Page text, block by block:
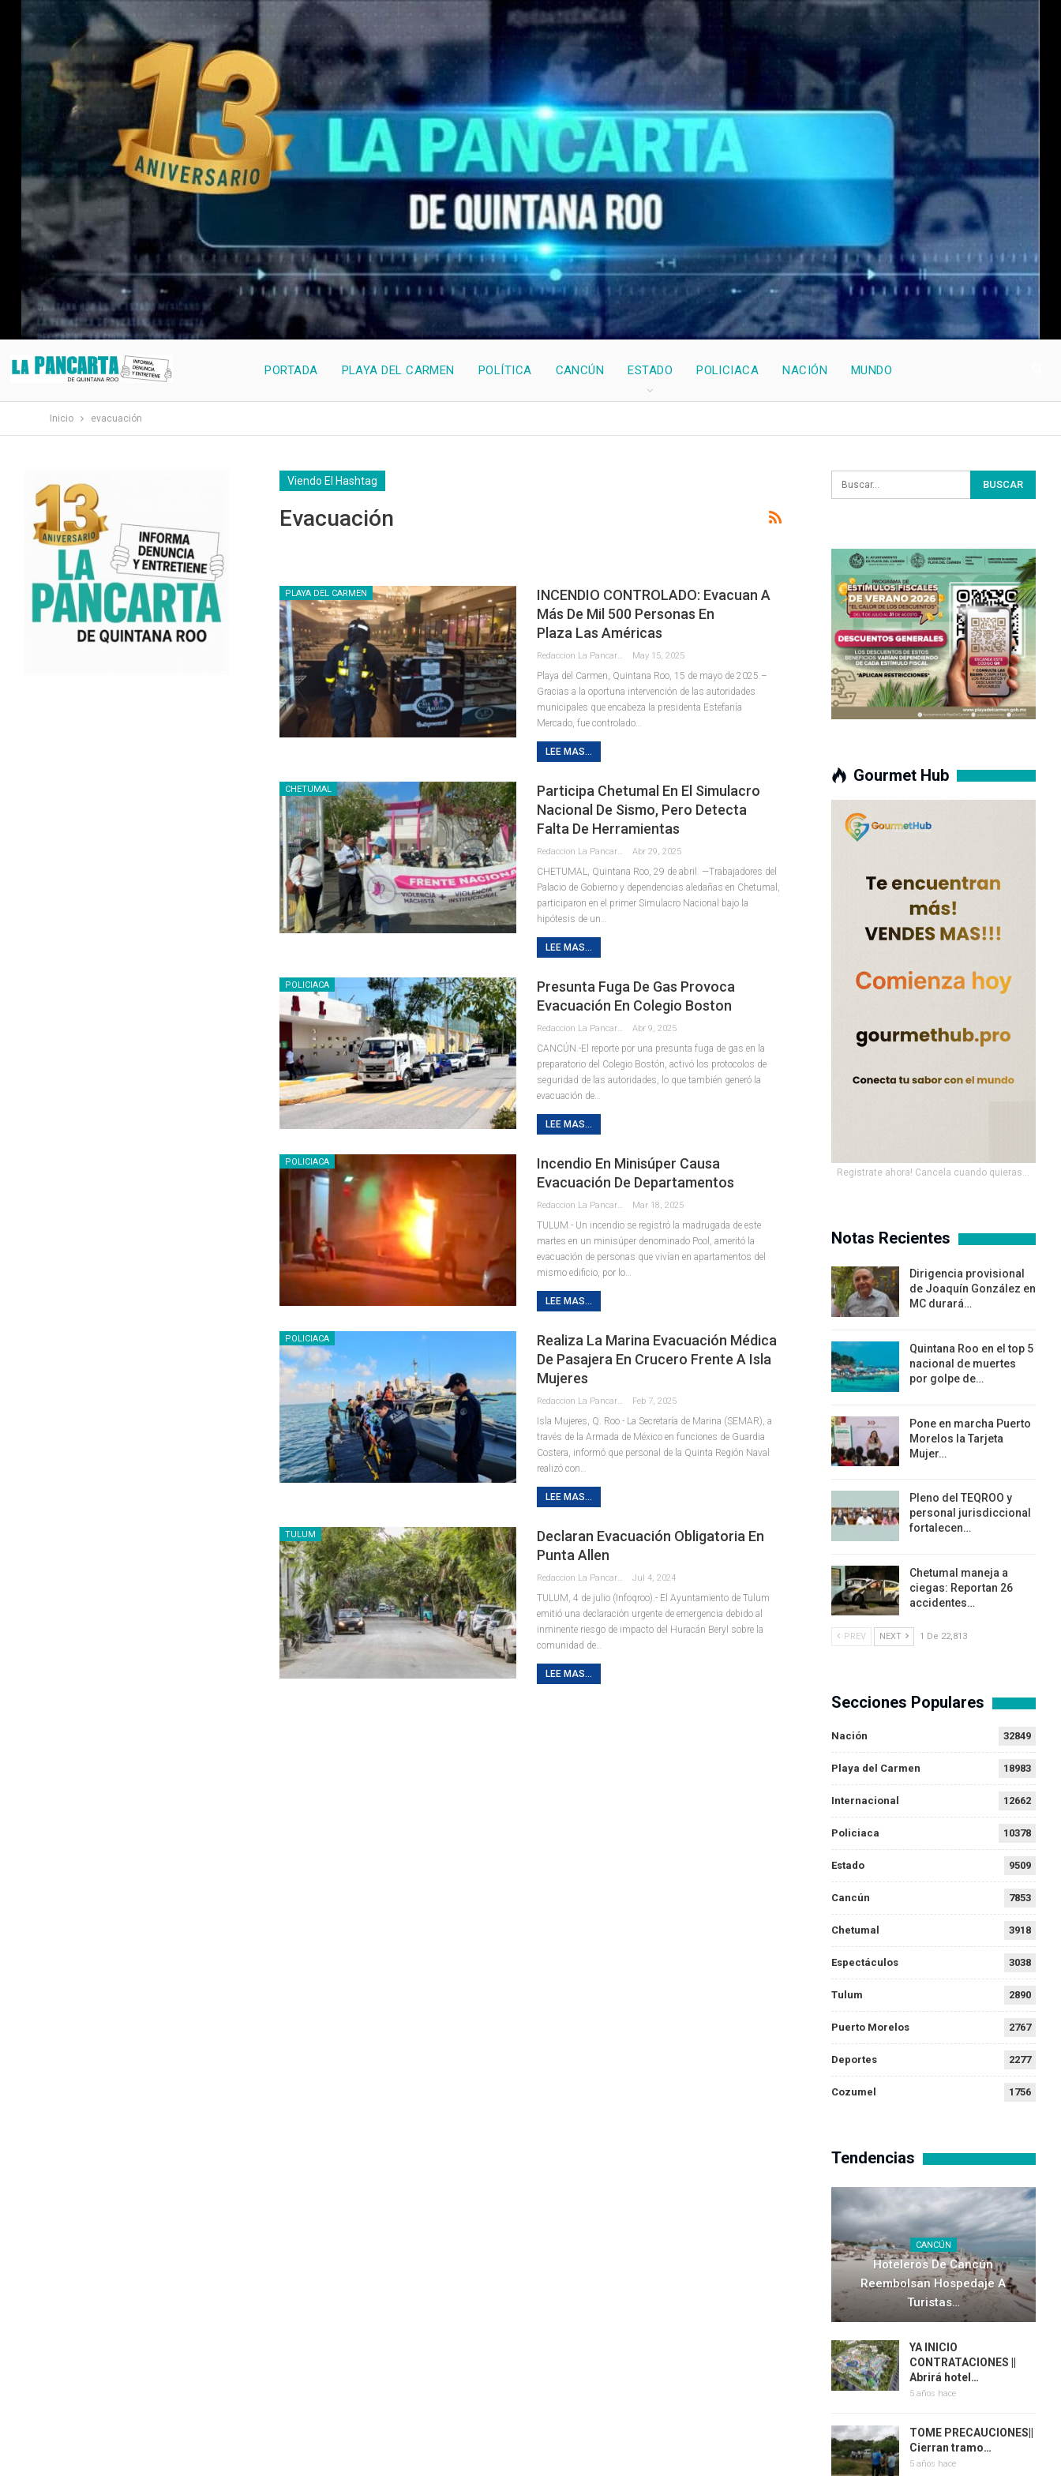
PORTADA PLAYA DEL CARMEN POLÍTICA CANCÚN ESTADO POLICIACA NACIÓN MUNDO
Inicio evacuación
Viendo El Hashtag
Evacuación
PLAYA DEL CARMEN
INCENDIO CONTROLADO: Evacuan A
Más De Mil 500 Personas En
Plaza Las Américas
May 15, 2025
Playa del Carmen, Quintana Roo, 15 de mayo de 2025.–
Gracias a la oportuna intervención de las autoridades
municipales que encabeza la presidenta Estefanía
Mercado, fue controlado
LEE MAS...
CHETUMAL
Participa Chetumal En El Simulacro
Nacional De Sismo, Pero Detecta
Falta De Herramientas
Abr 29, 2025
CHETUMAL, Quintana Roo, 29 de abril. —Trabajadores del
Palacio de Gobierno y dependencias aledañas en Chetumal,
participaron en el primer Simulacro Nacional bajo la
hipótesis de un
LEE MAS...
POLICIACA
Presunta Fuga De Gas Provoca
Evacuación En Colegio Boston
Abr 9, 2025
CANCÚN.-El reporte por una presunta fuga de gas en la
preparatorio del Colegio Bostón, activó los protocolos de
seguridad de las autoridades, lo que también generó la
evacuación de
LEE MAS...
POLICIACA
Incendio En Minisúper Causa
Evacuación De Departamentos
Mar 18, 2025
TULUM.- Un incendio se registró la madrugada de este
martes en un minisúper denominado Pool, ameritó la
evacuación de personas que vivían en apartamentos del
mismo edificio, por lo
LEE MAS...
POLICIACA
Realiza La Marina Evacuación Médica
De Pasajera En Crucero Frente A Isla
Mujeres
Feb 7, 2025
Isla Mujeres, Q. Roo.- La Secretaría de Marina (SEMAR), a
través de la Armada de México en funciones de Guardia
Costera, informó que personal de la Quinta Región Naval
realizó con
LEE MAS...
TULUM
Declaran Evacuación Obligatoria En
Punta Allen
Jul 4, 2024
TULUM, 4 de julio (Infoqroo).- El Ayuntamiento de Tulum
emitió una declaración urgente de emergencia debido al
inminente riesgo de impacto del Huracán Beryl sobre la
comunidad de
LEE MAS...
Gourmet Hub
Registrate ahora! Cancela cuando quieras...
Notas Recientes
Dirigencia provisional
de Joaquín González en
MC durará…
Quintana Roo en el top 5
nacional de muertes
por golpe de…
Pone en marcha Puerto
Morelos la Tarjeta
Mujer…
Pleno del TEQROO y
personal jurisdiccional
fortalecen…
Chetumal maneja a
ciegas: Reportan 26
accidentes…
PREV NEXT 1 De 22,813
Secciones Populares
Nación 32849
Playa del Carmen 18983
Internacional 12662
Policiaca 10378
Estado 9509
Cancún 7853
Chetumal 3918
Espectáculos 3038
Tulum 2890
Puerto Morelos 2767
Deportes 2277
Cozumel 1756
Tendencias
CANCÚN
Hoteleros De Cancún
Reembolsan Hospedaje A
Turistas…
YA INICIO
CONTRATACIONES ||
Abrirá hotel…
5 años hace
TOME PRECAUCIONES||
Cierran tramo…
5 años hace